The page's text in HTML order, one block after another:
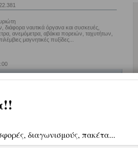
διάφορα ναυτικά όργανα και συσκευές,
ανεμόμετρα, αβάκια πορειών, ταχυτήτων,
μαγνητικές πυξίδες...
Πηγή: Υπουργείο Πολιτισμού
Χανίων